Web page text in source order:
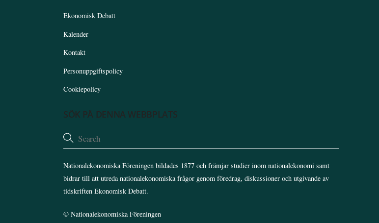
Ekonomisk Debatt
Kalender
Kontakt
Personuppgiftspolicy
Cookiepolicy
SÖK PÅ DENNA WEBBPLATS
Nationalekonomiska Föreningen bildades 1877 och främjar studier inom nationalekonomi samt
bidrar till att utreda nationalekonomiska frågor genom föredrag, diskussioner och utgivande av
tidskriften Ekonomisk Debatt.
©Nationalekonomiska Föreningen